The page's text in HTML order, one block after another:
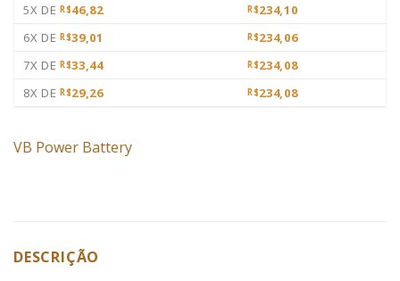
5X DE R$46,82 R$234,10
6X DE R$39,01 R$234,06
7X DE R$33,44 R$234,08
8X DE R$29,26 R$234,08
VB Power Battery
DESCRIÇÃO